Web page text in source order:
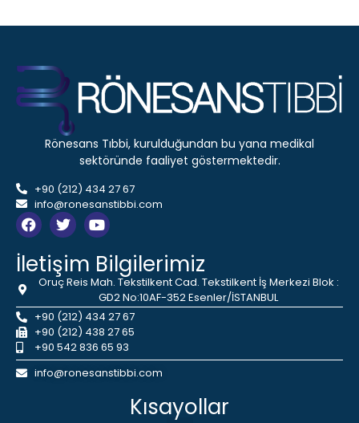
Rönesans Tıbbi, kurulduğundan bu yana medikal
sektöründe faaliyet göstermektedir.
+90 (212) 434 27 67
info@ronesanstibbi.com
İletişim Bilgilerimiz
Oruç Reis Mah. Tekstilkent Cad. Tekstilkent İş Merkezi Blok :
GD2 No:10AF-352 Esenler/İSTANBUL
+90 (212) 434 27 67
+90 (212) 438 27 65
+90 542 836 65 93
info@ronesanstibbi.com
Kısayollar